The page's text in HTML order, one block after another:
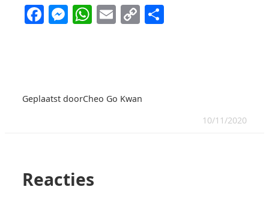
Facebook
Messenger
WhatsApp
Email
CopyDelen
Geplaatst doorCheo Go Kwan
10/11/2020
Reacties